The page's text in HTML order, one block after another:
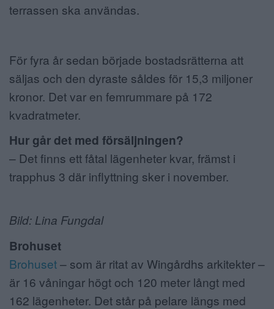
terrassen ska användas.
För fyra år sedan började bostadsrätterna att
säljas och den dyraste såldes för 15,3 miljoner
kronor. Det var en femrummare på 172
kvadratmeter.
Hur går det med försäljningen?
– Det finns ett fåtal lägenheter kvar, främst i
trapphus 3 där inflyttning sker i november.
Bild: Lina Fungdal
Brohuset
Brohuset– som är ritat av Wingårdhs arkitekter –
är 16 våningar högt och 120 meter långt med
162 lägenheter. Det står på pelare längs med